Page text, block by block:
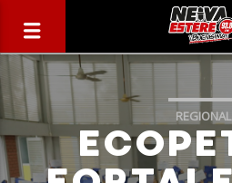
REGIONAL